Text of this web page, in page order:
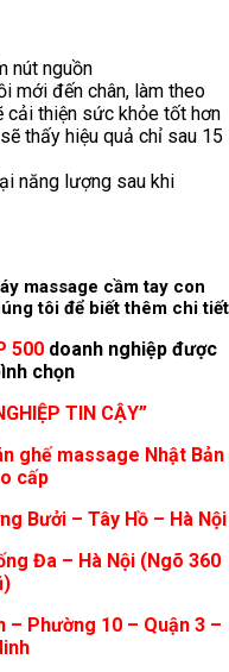
nút nguồn
mới đến chân, làm theo
thiện sức khỏe tốt hơn
thấy hiệu quả chỉ sau 15
năng lượng sau khi
massage cầm tay con
tôi để biết thêm chi tiết
500doanh nghiệp được
chọn
TIN CẬY”
ghế massage Nhật Bản
cấp
Bưởi – Tây Hồ – Hà Nội
Đa – Hà Nội (Ngõ 360
– Phường 10 – Quận 3 –